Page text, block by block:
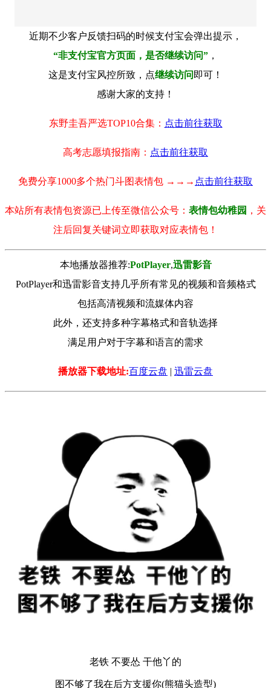
近期不少客户反馈扫码的时候支付宝会弹出提示，
“非支付宝官方页面，是否继续访问” ，
这是支付宝风控所致，点继续访问 即可！
感谢大家的支持！
东野圭吾严选TOP10合集： 点击前往获取
高考志愿填报指南： 点击前往获取
免费分享1000多个热门斗图表情包 →→→ 点击前往获取
本站所有表情包资源已上传至微信公众号： 表情包幼稚园 ，关
注后回复关键词立即获取对应表情包！
本地播放器推荐:РotРlayer,迅雷影音
PotPlayer和迅雷影音支持几乎所有常见的视频和音频格式
包括高清视频和流媒体内容
此外，还支持多种字幕格式和音轨选择
满足用户对于字幕和语言的需求
播放器下载地址:百度云盘 | 迅雷云盘
老铁 不要怂 干他丫的
图不够了我在后方支援你(熊猫头造型)